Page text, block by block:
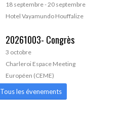
18 septembre-20 septembre
Hotel Vayamundo Houffalize
20261003- Congrès
3 octobre
Charleroi Espace Meeting
Européen (CEME)
Tous les évenements